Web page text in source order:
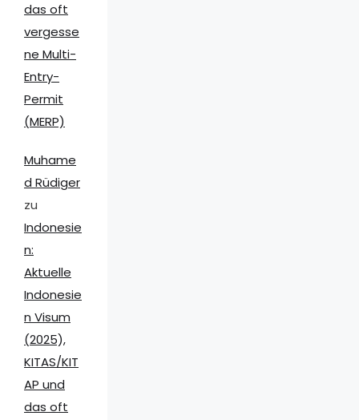
das oft
vergesse
ne Multi-
Entry-
Permit
(MERP)
Muhame
d Rüdiger
zu
Indonesie
n:
Aktuelle
Indonesie
n Visum
(2025),
KITAS/KIT
AP und
das oft